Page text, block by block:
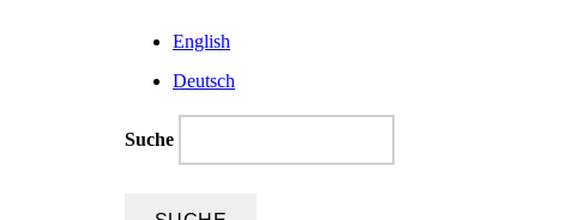
English
Deutsch
Suche